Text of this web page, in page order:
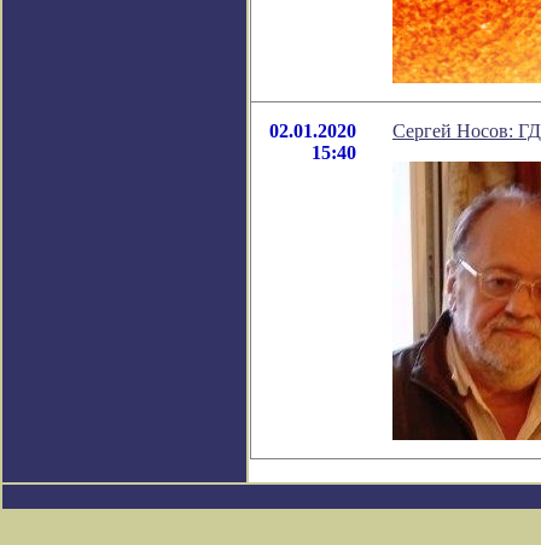
02.01.2020
15:40
Сергей Носов: